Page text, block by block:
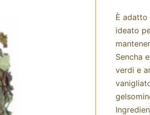
È adatto
ideato
Sencha
verdi e